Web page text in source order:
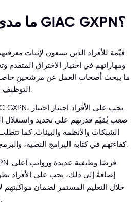
ما مدى أهمية شهادة GIAC GXPN؟
ومهاراتهم في اختبار الاختراق المتقدم
ما يبحث أصحاب العمل عن مرشحين
التوظيف في مجال الأمن السيبراني.
صعب يُقيّم قدرتهم على تحديد واستغلال
الشبكات والأنظمة والبيئات. كما
كفاءتهم في كتابة البرامج النصية، والبرمجة، وتطوير الثغرات الأمنية.
إضافةً إلى ذلك، يجب على الأفراد
خلال التعليم المستمر لضمان مواكبتهم
في مجال الأمن السيبراني.